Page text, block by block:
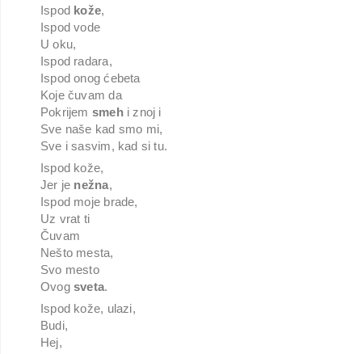
Ispod kože,
Ispod vode
U oku,
Ispod radara,
Ispod onog ćebeta
Koje čuvam da
Pokrijem smeh i znoj i
Sve naše kad smo mi,
Sve i sasvim, kad si tu.
Ispod kože,
Jer je nežna,
Ispod moje brade,
Uz vrat ti
Čuvam
Nešto mesta,
Svo mesto
Ovogsveta.
Ispod kože, ulazi,
Budi,
Hej,